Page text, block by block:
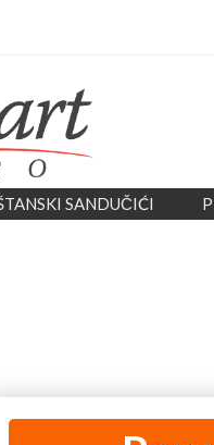
SANDUČIĆI